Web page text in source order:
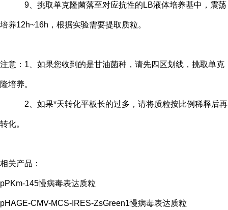
9、挑取单克隆菌落至对应抗性的LB液体培养基中，震荡
培养12h~16h，根据实验需要提取质粒。
注意：1、如果您收到的是甘油菌种，请先四区划线，挑取单克
隆培养。
2、如果*天转化平板长的过多，请将质粒按比例稀释后再
转化。
相关产品：
pPKm-145慢病毒表达质粒
pHAGE-CMV-MCS-IRES-ZsGreen1慢病毒表达质粒